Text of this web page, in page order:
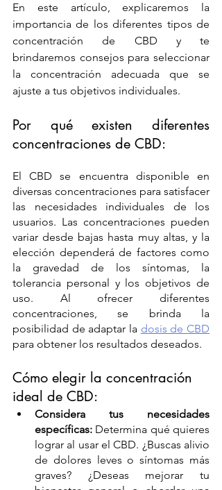
En este artículo, explicaremos la
importancia de los diferentes tipos de
concentración de CBD y te
brindaremos consejos para seleccionar
la concentración adecuada que se
ajuste a tus objetivos individuales.
Por qué existen diferentes
concentraciones de CBD:
El CBD se encuentra disponible en
diversas concentraciones para satisfacer
las necesidades individuales de los
usuarios. Las concentraciones pueden
variar desde bajas hasta muy altas, y la
elección dependerá de factores como
la gravedad de los síntomas, la
tolerancia personal y los objetivos de
uso. Al ofrecer diferentes
concentraciones, se brinda la
posibilidad de adaptar la dosis de CBD
para obtener los resultados deseados.
Cómo elegir la concentración
ideal de CBD:
Considera tus necesidades
específicas: Determina qué quieres
lograr al usar el CBD. ¿Buscas alivio
de dolores leves o síntomas más
graves? ¿Deseas mejorar tu